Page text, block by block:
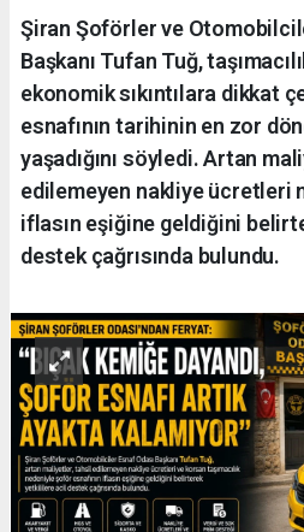
Şiran Şoförler ve
Başkanı Tufan Tuğ,
ekonomik sıkıntılara dikkat
esnafının tarihinin en zor
yaşadığını söyledi. Artan
edilemeyen nakliye ücretleri
iflasın eşiğine geldiğini
destek çağrısında bulundu.